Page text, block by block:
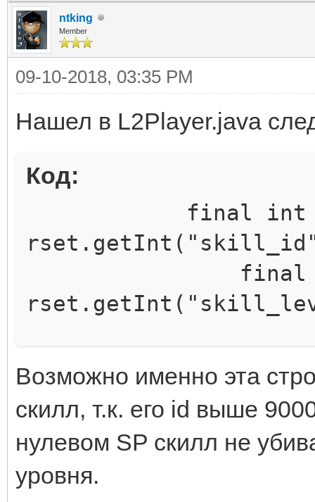
ntking
Member
09-10-2018, 03:35 PM
Нашел в L2Player.java
Код:
final int
final int
if(id >
continue;
base stats
Возможно именно эта
скилл, т.к. его id выше
нулевом SP скилл не
уровня.